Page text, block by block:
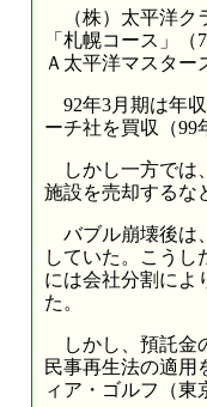
（株）太平洋ク
「札幌コース」
Ａ太平洋マスタ
92年3月期は年
ーチ社を買収（99
しかし一方では
施設を売却するな
バブル崩壊後は
していた。こうし
には会社分割によ
た。
しかし、預託金
民事再生法の適用
ィア・ゴルフ（東